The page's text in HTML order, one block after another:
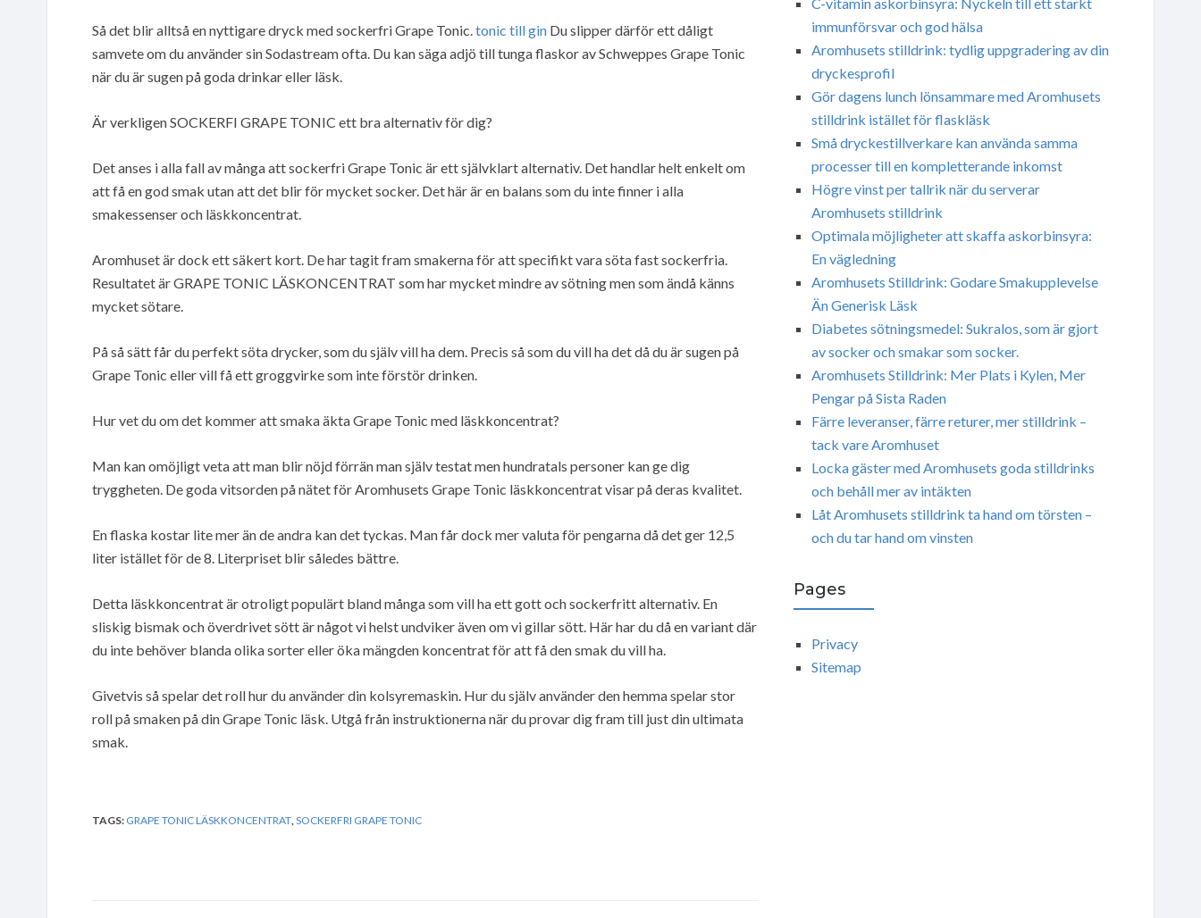
Så det blir alltså en nyttigare dryck med sockerfri Grape Tonic.tonic till gin Du slipper därför ett dåligt
samvete om du använder sin Sodastream ofta. Du kan säga adjö till tunga flaskor av Schweppes Grape Tonic
när du är sugen på goda drinkar eller läsk.
Är verkligen SOCKERFI GRAPE TONIC ett bra alternativ för dig?
Det anses i alla fall av många att sockerfri Grape Tonic är ett självklart alternativ. Det handlar helt enkelt om
att få en god smak utan att det blir för mycket socker. Det här är en balans som du inte finner i alla
smakessenser och läskkoncentrat.
Aromhuset är dock ett säkert kort. De har tagit fram smakerna för att specifikt vara söta fast sockerfria.
Resultatet är GRAPE TONIC LÄSKONCENTRAT som har mycket mindre av sötning men som ändå känns
mycket sötare.
På så sätt får du perfekt söta drycker, som du själv vill ha dem. Precis så som du vill ha det då du är sugen på
Grape Tonic eller vill få ett groggvirke som inte förstör drinken.
Hur vet du om det kommer att smaka äkta Grape Tonic med läskkoncentrat?
Man kan omöjligt veta att man blir nöjd förrän man själv testat men hundratals personer kan ge dig
tryggheten. De goda vitsorden på nätet för Aromhusets Grape Tonic läskkoncentrat visar på deras kvalitet.
En flaska kostar lite mer än de andra kan det tyckas. Man får dock mer valuta för pengarna då det ger 12,5
liter istället för de 8. Literpriset blir således bättre.
Detta läskkoncentrat är otroligt populärt bland många som vill ha ett gott och sockerfritt alternativ. En
sliskig bismak och överdrivet sött är något vi helst undviker även om vi gillar sött. Här har du då en variant där
du inte behöver blanda olika sorter eller öka mängden koncentrat för att få den smak du vill ha.
Givetvis så spelar det roll hur du använder din kolsyremaskin. Hur du själv använder den hemma spelar stor
roll på smaken på din Grape Tonic läsk. Utgå från instruktionerna när du provar dig fram till just din ultimata
smak.
TAGS: GRAPE TONIC LÄSKKONCENTRAT SOCKERFRI GRAPE TONIC
immunförsvar och god hälsa
Aromhusets stilldrink: tydlig uppgradering av din
dryckesprofil
Gör dagens lunch lönsammare med Aromhusets
stilldrink istället för flaskläsk
Små dryckestillverkare kan använda samma
processer till en kompletterande inkomst
Högre vinst per tallrik när du serverar
Aromhusets stilldrink
Optimala möjligheter att skaffa askorbinsyra:
En vägledning
Aromhusets Stilldrink: Godare Smakupplevelse
Än Generisk Läsk
Diabetes sötningsmedel: Sukralos, som är gjort
av socker och smakar som socker.
Aromhusets Stilldrink: Mer Plats i Kylen, Mer
Pengar på Sista Raden
Färre leveranser, färre returer, mer stilldrink –
tack vare Aromhuset
Locka gäster med Aromhusets goda stilldrinks
och behåll mer av intäkten
Låt Aromhusets stilldrink ta hand om törsten –
och du tar hand om vinsten
Pages
Privacy
Sitemap